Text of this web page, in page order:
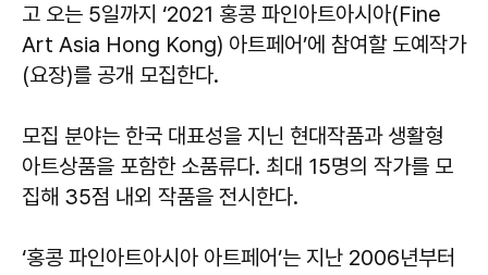
고 오는 5일까지 ‘2021 홍콩 파인아트아시아(Fine
Art Asia Hong Kong) 아트페어’에 참여할 도예작가
(요장)를 공개 모집한다.
모집 분야는 한국 대표성을 지닌 현대작품과 생활형
아트상품을 포함한 소품류다. 최대 15명의 작가를 모
집해 35점 내외 작품을 전시한다.
‘홍콩 파인아트아시아 아트페어’는 지난 2006년부터